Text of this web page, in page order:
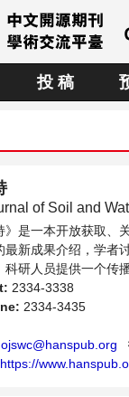
投 稿
of Soil and
》是一本开放获取
最新成果介绍，学者
科研人员提供一个传
2334-3338
2334-3435
ojswc@hanspub.org
https://